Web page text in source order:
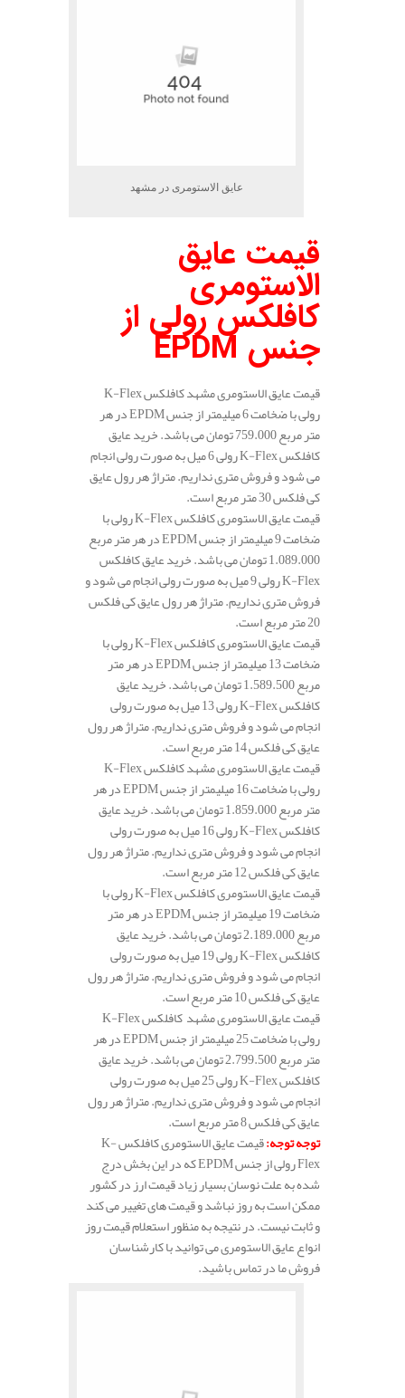
عایق الاستومری در مشهد
قیمت عایق
الاستومری
کافلکس رولی از
جنس EPDM
قیمت عایق الاستومری مشهد کافلکس K-Flex
رولی با ضخامت 6 میلیمتر از جنس EPDM در هر
متر مربع 759.000 تومان می باشد. خرید عایق
کافلکس K-Flex رولی 6 میل به صورت رولی انجام
می شود و فروش متری نداریم. متراژ هر رول عایق
کی فلکس 30 متر مربع است.
قیمت عایق الاستومری کافلکس K-Flex رولی با
ضخامت 9 میلیمتر از جنس EPDM در هر متر مربع
1.089.000 تومان می باشد. خرید عایق کافلکس
K-Flex رولی 9 میل به صورت رولی انجام می شود و
فروش متری نداریم. متراژ هر رول عایق کی فلکس
20 متر مربع است.
قیمت عایق الاستومری کافلکس K-Flex رولی با
ضخامت 13 میلیمتر از جنس EPDM در هر متر
مربع 1.589.500 تومان می باشد. خرید عایق
کافلکس K-Flex رولی 13 میل به صورت رولی
انجام می شود و فروش متری نداریم. متراژ هر رول
عایق کی فلکس 14 متر مربع است.
قیمت عایق الاستومری مشهد کافلکس K-Flex
رولی با ضخامت 16 میلیمتر از جنس EPDM در هر
متر مربع 1.859.000 تومان می باشد. خرید عایق
کافلکس K-Flex رولی 16 میل به صورت رولی
انجام می شود و فروش متری نداریم. متراژ هر رول
عایق کی فلکس 12 متر مربع است.
قیمت عایق الاستومری کافلکس K-Flex رولی با
ضخامت 19 میلیمتر از جنس EPDM در هر متر
مربع 2.189.000 تومان می باشد. خرید عایق
کافلکس K-Flex رولی 19 میل به صورت رولی
انجام می شود و فروش متری نداریم. متراژ هر رول
عایق کی فلکس 10 متر مربع است.
قیمت عایق الاستومری مشهد کافلکس K-Flex
رولی با ضخامت 25 میلیمتر از جنس EPDM در هر
متر مربع 2.799.500 تومان می باشد. خرید عایق
کافلکس K-Flex رولی 25 میل به صورت رولی
انجام می شود و فروش متری نداریم. متراژ هر رول
عایق کی فلکس 8 متر مربع است.
توجه توجه:
قیمت عایق الاستومری کافلکس K-
Flex رولی از جنس EPDM که در این بخش درج
شده به علت نوسان بسیار زیاد قیمت ارز در کشور
ممکن است به روز نباشد و قیمت های تغییر می کند
و ثابت نیست. در نتیجه به منظور استعلام قیمت روز
انواع عایق الاستومری می توانید با کارشناسان
فروش ما در تماس باشید.